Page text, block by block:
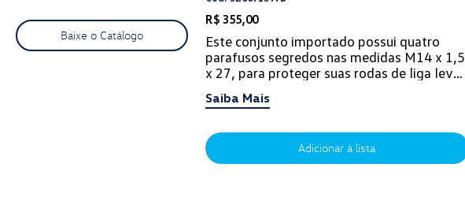
Baixe o Catálogo
R$ 355,00
Este conjunto importado possui quatro
parafusos segredos nas medidas M14 x 1,5
x 27, para proteger suas rodas de liga leve
Saiba Mais
Adicionar à lista